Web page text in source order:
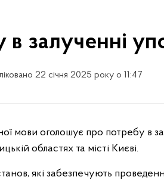
залученні
22 січня 2025 року о 11:47
областях та місті Києві.
які забезпечують проведення